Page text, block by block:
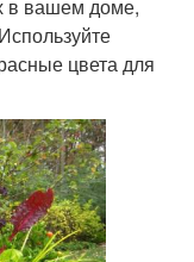
в вашем доме,
цвета для